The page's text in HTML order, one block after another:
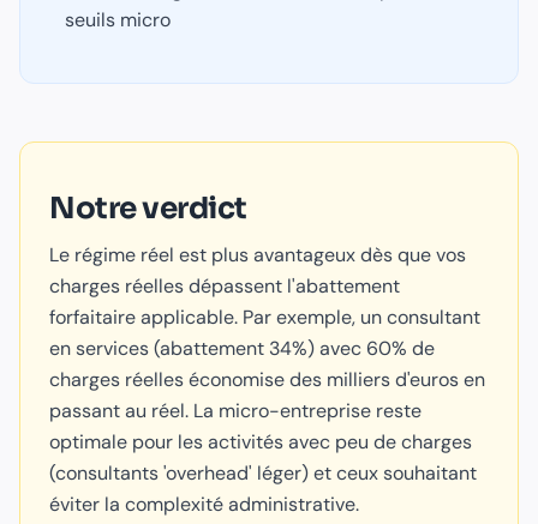
seuils micro
Notre verdict
Le régime réel est plus avantageux dès que vos
charges réelles dépassent l'abattement
forfaitaire applicable. Par exemple, un consultant
en services (abattement 34%) avec 60% de
charges réelles économise des milliers d'euros en
passant au réel. La micro-entreprise reste
optimale pour les activités avec peu de charges
(consultants 'overhead' léger) et ceux souhaitant
éviter la complexité administrative.